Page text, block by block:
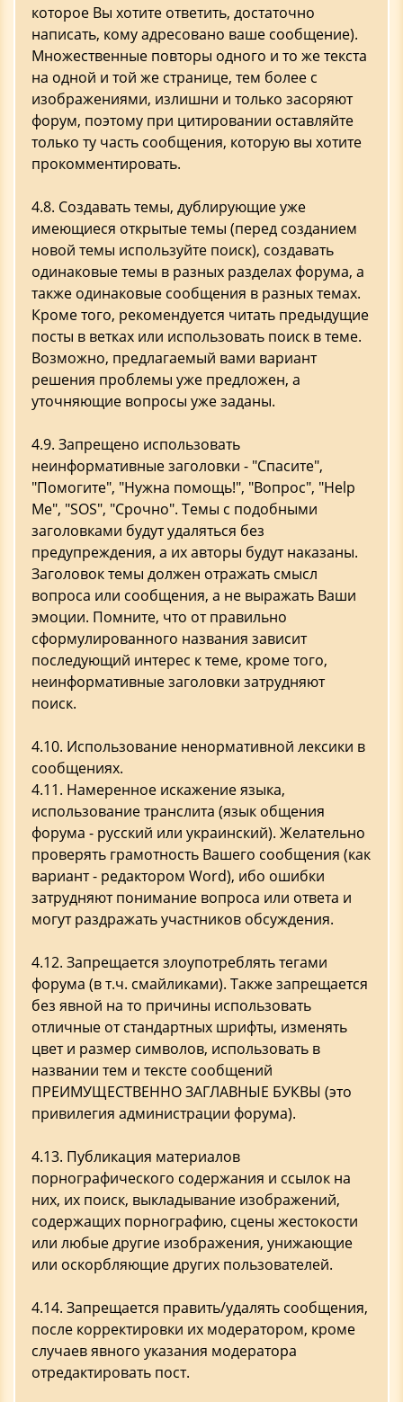
которое Вы хотите ответить, достаточно
написать, кому адресовано ваше сообщение).
Множественные повторы одного и то же текста
на одной и той же странице, тем более с
изображениями, излишни и только засоряют
форум, поэтому при цитировании оставляйте
только ту часть сообщения, которую вы хотите
прокомментировать.
4.8. Создавать темы, дублирующие уже
имеющиеся открытые темы (перед созданием
новой темы используйте поиск), создавать
одинаковые темы в разных разделах форума, а
также одинаковые сообщения в разных темах.
Кроме того, рекомендуется читать предыдущие
посты в ветках или использовать поиск в теме.
Возможно, предлагаемый вами вариант
решения проблемы уже предложен, а
уточняющие вопросы уже заданы.
4.9. Запрещено использовать
неинформативные заголовки - "Спасите",
"Помогите", "Нужна помощь!", "Вопрос", "Help
Me", "SOS", "Срочно". Темы с подобными
заголовками будут удаляться без
предупреждения, а их авторы будут наказаны.
Заголовок темы должен отражать смысл
вопроса или сообщения, а не выражать Ваши
эмоции. Помните, что от правильно
сформулированного названия зависит
последующий интерес к теме, кроме того,
неинформативные заголовки затрудняют
поиск.
4.10. Использование ненормативной лексики в
сообщениях.
4.11. Намеренное искажение языка,
использование транслита (язык общения
форума - русский или украинский). Желательно
проверять грамотность Вашего сообщения (как
вариант - редактором Word), ибо ошибки
затрудняют понимание вопроса или ответа и
могут раздражать участников обсуждения.
4.12. Запрещается злоупотреблять тегами
форума (в т.ч. смайликами). Также запрещается
без явной на то причины использовать
отличные от стандартных шрифты, изменять
цвет и размер символов, использовать в
названии тем и тексте сообщений
ПРЕИМУЩЕСТВЕННО ЗАГЛАВНЫЕ БУКВЫ (это
привилегия администрации форума).
4.13. Публикация материалов
порнографического содержания и ссылок на
них, их поиск, выкладывание изображений,
содержащих порнографию, сцены жестокости
или любые другие изображения, унижающие
или оскорбляющие других пользователей.
4.14. Запрещается править/удалять сообщения,
после корректировки их модератором, кроме
случаев явного указания модератора
отредактировать пост.